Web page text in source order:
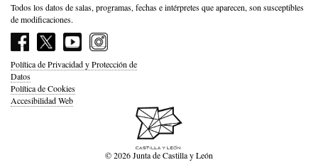
Todos los datos de salas, programas, fechas e intérpretes que aparecen, son susceptibles
de modificaciones.
Política de Privacidad y Protección de
Datos
Política de Cookies
Accesibilidad Web
© 2026 Junta de Castilla y León